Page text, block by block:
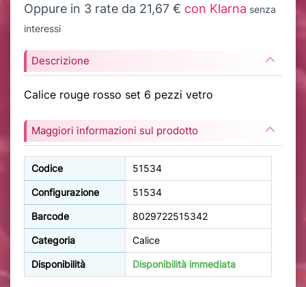
Oppure in 3 rate da 21,67 € con Klarna senza
interessi
Descrizione
Calice rouge rosso set 6 pezzi vetro
Maggiori informazioni sul prodotto
Codice 51534
Configurazione 51534
Barcode 8029722515342
Categoria Calice
Disponibilità Disponibilità immediata